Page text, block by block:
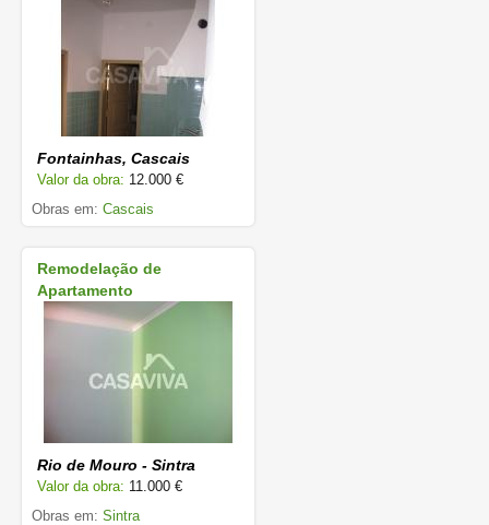
Fontainhas, Cascais
Valor da obra: 12.000 €
Obras em: Cascais
Remodelação de
Apartamento
Rio de Mouro - Sintra
Valor da obra: 11.000 €
Obras em: Sintra